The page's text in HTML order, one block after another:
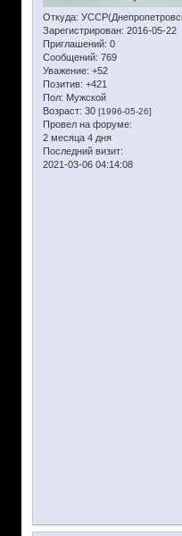
Откуда:
Зарегистрирован: 2016-05-22
Приглашений: 0
Сообщений: 769
Уважение: +52
Позитив: +421
Пол: Мужской
Возраст: 30 [1996-05-26]
Провел на форуме:
2 месяца 4 дня
Последний визит:
2021-03-06 04:14:08